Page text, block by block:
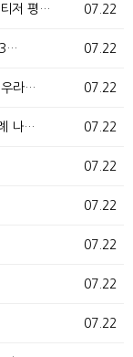
07.22
티저 평…
07.22
07.22
우라…
07.22
나…
07.22
07.22
07.22
07.22
07.22